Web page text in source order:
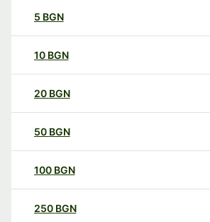
5 BGN
10 BGN
20 BGN
50 BGN
100 BGN
250 BGN